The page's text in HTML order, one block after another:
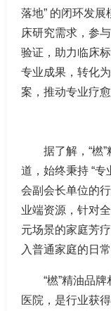
落地” 的闭环发
床研究需求，参
验证，助力临床
专业成果，转化
案，推动专业疗
据了解，“橪”
道，始终秉持 “专
会副会长单位的
业端资源，针对
元场景的家庭芳
入普通家庭的日常
“橪”精油品牌
医院，是行业获